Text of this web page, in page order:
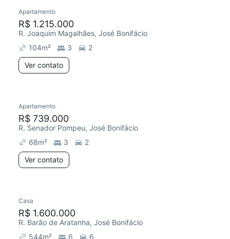
Apartamento
R$ 1.215.000
R. Joaquim Magalhães, José Bonifácio
104m² 3
2
Ver contato
Apartamento
R$ 739.000
R. Senador Pompeu, José Bonifácio
68m² 3
2
Ver contato
Casa
R$ 1.600.000
R. Barão de Aratanha, José Bonifácio
544m² 6 6